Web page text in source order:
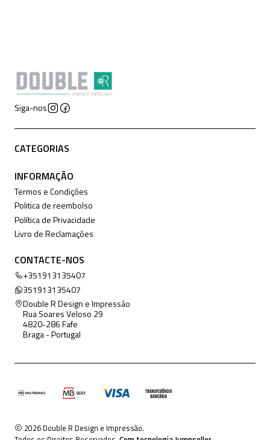
Siga-nos
CATEGORIAS
INFORMAÇÃO
Termos e Condições
Politica de reembolso
Política de Privacidade
Livro de Reclamações
CONTACTE-NOS
+351913135407
351913135407
Double R Design e Impressão
Rua Soares Veloso 29
4820-286 Fafe
Braga - Portugal
2026 Double R Design e Impressão.